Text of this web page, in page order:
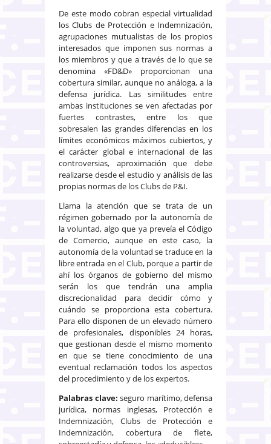
De este modo cobran especial virtualidad
los Clubs de Protección e Indemnización,
agrupaciones mutualistas de los propios
interesados que imponen sus normas a
los miembros y que a través de lo que se
denomina «FD&D» proporcionan una
cobertura similar, aunque no análoga, a la
defensa jurídica. Las similitudes entre
ambas instituciones se ven afectadas por
fuertes contrastes, entre los que
sobresalen las grandes diferencias en los
límites económicos máximos cubiertos, y
el carácter global e internacional de las
controversias, aproximación que debe
realizarse desde el estudio y análisis de las
propias normas de los Clubs de P&I.
Llama la atención que se trata de un
régimen gobernado por la autonomía de
la voluntad, algo que ya preveía el Código
de Comercio, aunque en este caso, la
autonomía de la voluntad se traduce en la
libre entrada en el Club, porque a partir de
ahí los órganos de gobierno del mismo
serán los que tendrán una amplia
discrecionalidad para decidir cómo y
cuándo se proporciona esta cobertura.
Para ello disponen de un elevado número
de profesionales, disponibles 24 horas,
que gestionan desde el mismo momento
en que se tiene conocimiento de una
eventual reclamación todos los aspectos
del procedimiento y de los expertos.
Palabras clave: seguro marítimo, defensa
jurídica, normas inglesas, Protección e
Indemnización, Clubs de Protección e
Indemnización, cobertura de flete,